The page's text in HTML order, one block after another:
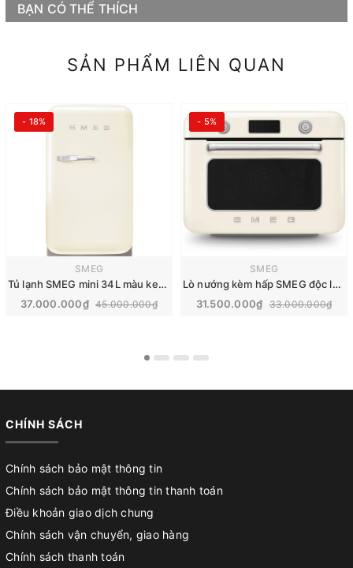
BẠN CÓ THỂ THÍCH
SẢN PHẨM LIÊN QUAN
- 18%
SMEG
Tủ lạnh SMEG mini 34L màu kem | FAB5RCR6
37.000.000₫ 45.000.000₫
- 5%
SMEG
Lò nướng kèm hấp SMEG độc lập | COF01
31.500.000₫ 33.000.000₫
CHÍNH SÁCH
Chính sách bảo mật thông tin
Chính sách bảo mật thông tin thanh toán
Điều khoản giao dịch chung
Chính sách vận chuyển, giao hàng
Chính sách thanh toán